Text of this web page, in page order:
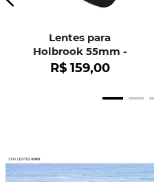
Lentes para
Holbrook 55mm -
OO9102
R$ 159,00